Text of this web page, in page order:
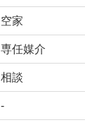
空家
専任媒介
相談
-